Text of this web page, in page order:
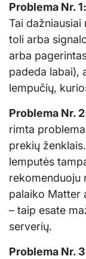
Problema Nr.
Tai
toli arba
arba
padeda labai),
lempučių,
Problema Nr.
rimta
prekių
lemputės
rekomenduoju
palaiko Matter
– taip esate
serverių.
Problema Nr.